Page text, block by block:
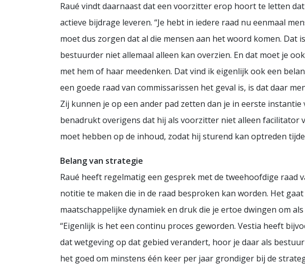
Raué vindt daarnaast dat een voorzitter erop hoort te letten
actieve bijdrage leveren. “Je hebt in iedere raad nu eenmaal
moet dus zorgen dat al die mensen aan het woord komen. Dat
bestuurder niet allemaal alleen kan overzien. En dat moet je
met hem of haar meedenken. Dat vind ik eigenlijk ook een
een goede raad van commissarissen het geval is, is dat daar
Zij kunnen je op een ander pad zetten dan je in eerste
benadrukt overigens dat hij als voorzitter niet alleen facilitator
moet hebben op de inhoud, zodat hij sturend kan optreden
Belang van strategie
Raué heeft regelmatig een gesprek met de tweehoofdige raad
notitie te maken die in de raad besproken kan worden. Het
maatschappelijke dynamiek en druk die je ertoe dwingen om
“Eigenlijk is het een continu proces geworden. Vestia heeft
dat wetgeving op dat gebied verandert, hoor je daar als
het goed om minstens één keer per jaar grondiger bij de